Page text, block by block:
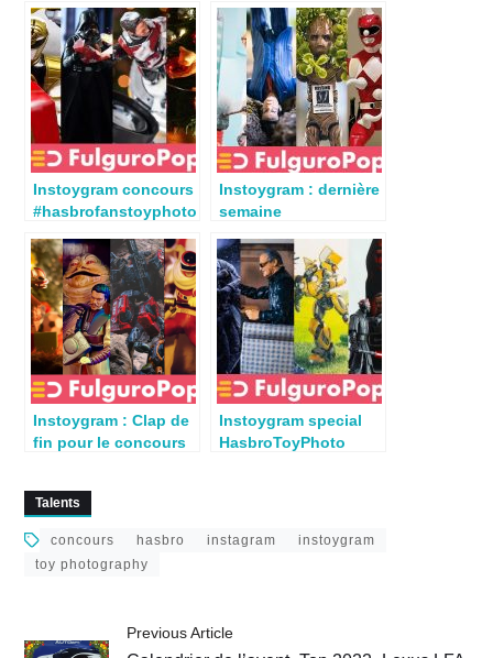
Instoygram concours
#hasbrofanstoyphoto
Instoygram : dernière
semaine
Instoygram : Clap de
fin pour le concours
Instoygram special
HasbroToyPhoto
Talents
concours hasbro instagram
instoygram
toy photography
Previous Article